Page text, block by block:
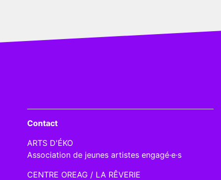
Contact
ARTS D'ÉKO
Association de jeunes artistes engagé·e·s
CENTRE OREAG / LA RÊVERIE